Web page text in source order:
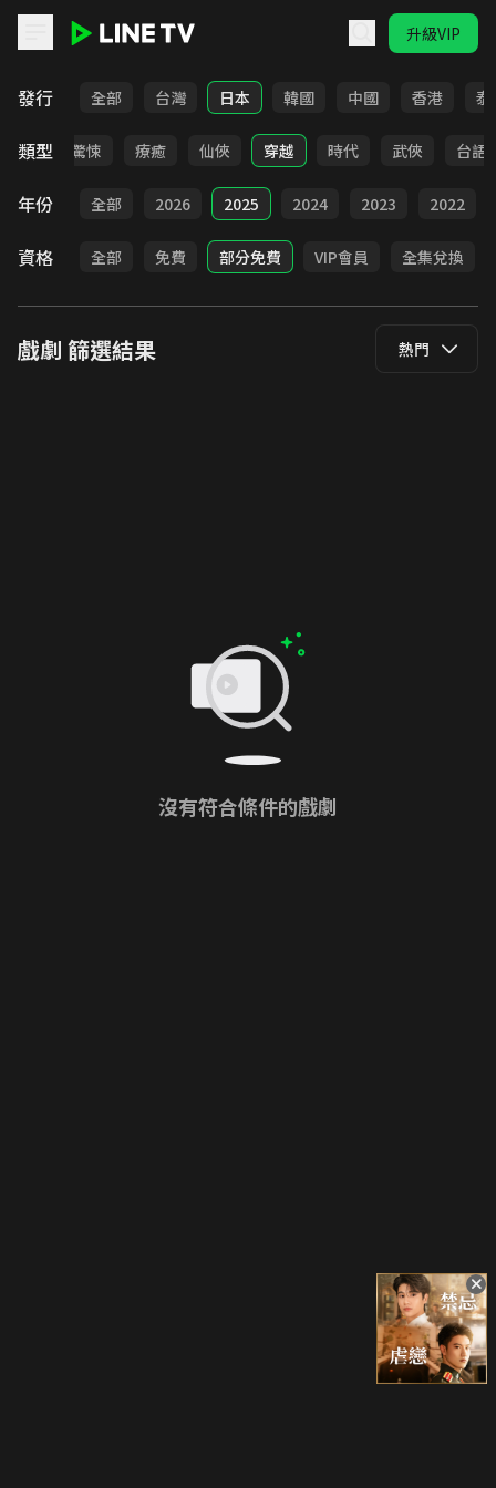
升級VIP
發行 全部 台灣 日本 韓國 中國 香港 泰
類型
奇幻 驚悚 療癒 仙俠 穿越 時代 武俠 台語
年份 全部 2026 2025 2024 2023 2022
資格 全部 免費 部分免費 VIP會員 全集兌換
戲劇 篩選結果 熱門
沒有符合條件的戲劇